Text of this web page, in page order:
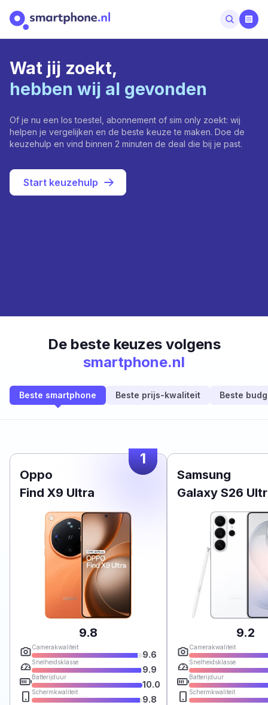
Wat jij zoekt,
hebben wij al gevonden
Of je nu een los toestel, abonnement of sim only zoekt: wij
helpen je vergelijken en de beste keuze te maken. Doe de
keuzehulp en vind binnen 2 minuten de deal die bij je past.
Start keuzehulp
De beste keuzes volgens
smartphone.nl
Beste smartphone Beste prijs-kwaliteit Beste
1
Oppo
Find X9 Ultra
9.8
Camerakwaliteit
9.6
Snelheidsklasse
9.9
Batterijduur
10.0
Schermkwaliteit
9.8
Samsung
Galaxy S26
9.2
Camerakwaliteit
Snelheidsklasse
Batterijduur
Schermkwaliteit